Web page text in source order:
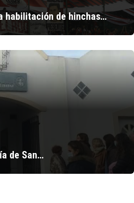
habilitación de hinchas…
de San…